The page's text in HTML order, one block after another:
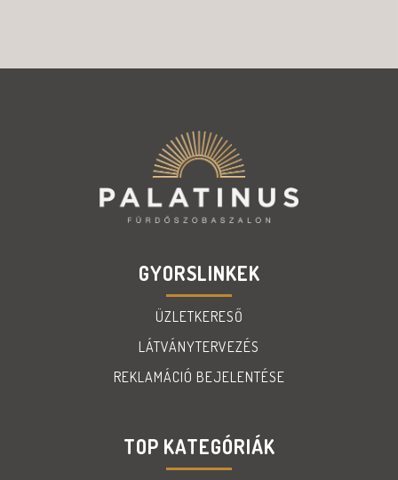
GYORSLINKEK
ÜZLETKERESŐ
LÁTVÁNYTERVEZÉS
REKLAMÁCIÓ BEJELENTÉSE
TOP KATEGÓRIÁK